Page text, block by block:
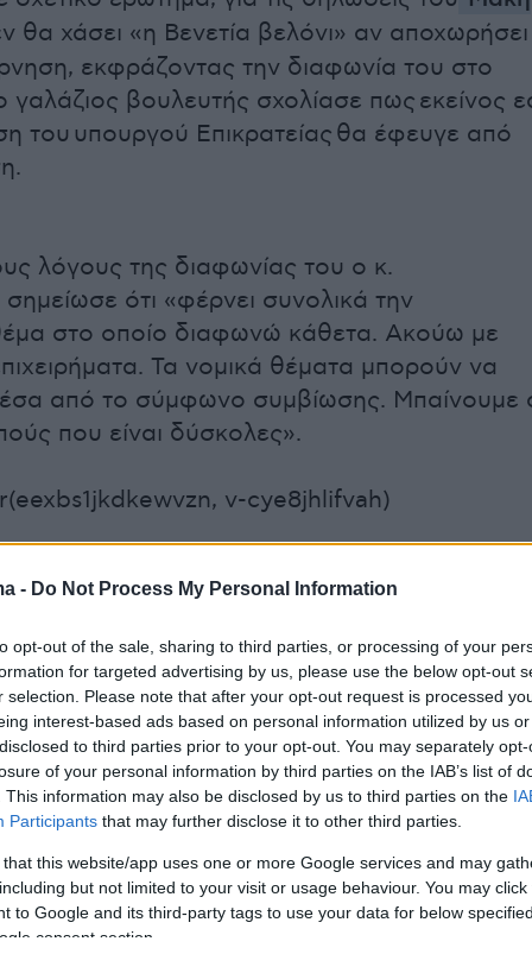
- Do Not Process My Personal Information
opt-out of the sale, sharing to third parties, or processing of your
for targeted advertising by us, please use the below opt-out
selection. Please note that after your opt-out request is processed
interest-based ads based on personal information utilized by us
to third parties prior to your opt-out. You may separately
of your personal information by third parties on the IAB’s list of
This information may also be disclosed by us to third parties on the
Participants that may further disclose it to other third parties.
that this website/app uses one or more Google services and may
but not limited to your visit or usage behaviour. You may
to Google and its third-party tags to use your data for below
consent section.
θα χάσει «η Βενετία βελόνι» αν αποχωρήσει
εκφράζοντας την διαφωνία του στο
γαλάζιος βουλευτής σχολίασε πως εκείνος
του υπουργού Επικρατείας θα έφευγε από
λόγους της διαφωνίας του ο κ.
ότι «φέρνει συνολικά την
στο οποίο διαφωνώ κάθετα. Ακούω με
Τα νομικά θέματα μπορούν να
από το σύμφωνο συμβίωσης. Μπαίνουμε
που είναι δύσκολες».
v-cye8jhlifvah)
παιδιού από ομόφυλα ζευγάρια ανδρών
δεν μπορούν να γίνουν σκεύη
νόμο θα γίνει και αυτό…».
Ποιος είναι ο Βαγγέλης Ζαμπούνης που
νύχτα